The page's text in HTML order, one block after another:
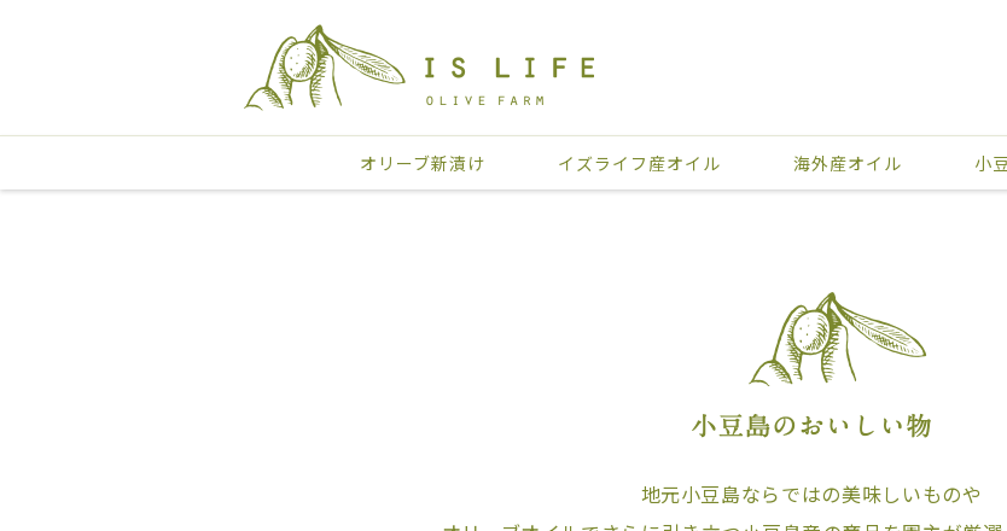
オリーブ新漬け イズライフ産オイル 海外産オイル 小
地元小豆島ならではの美味しいものや